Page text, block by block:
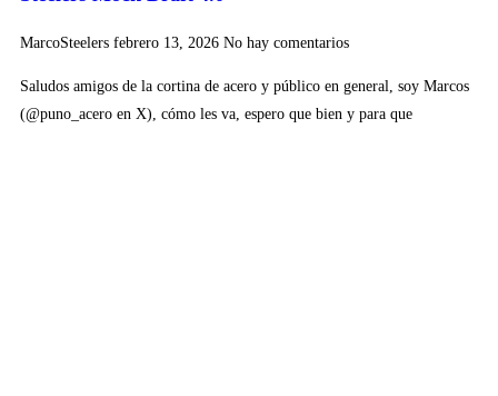
MarcoSteelers febrero 13, 2026 No hay comentarios
Saludos amigos de la cortina de acero y público en general, soy Marcos
(@puno_acero en X), cómo les va, espero que bien y para que